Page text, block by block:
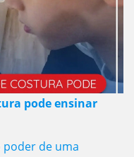
pode ensinar
de uma